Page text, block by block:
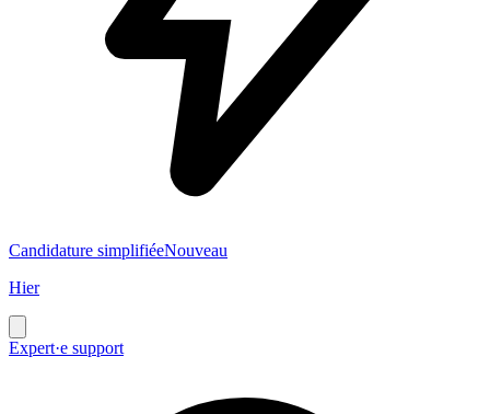
Candidature simplifiéeNouveau
Hier
Expert·e support